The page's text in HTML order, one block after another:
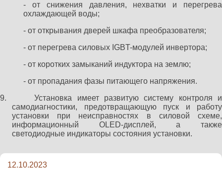
- от снижения давления, нехватки и перегрева
охлаждающей воды;
- от открывания дверей шкафа преобразователя;
- от перегрева силовых IGBT-модулей инвертора;
- от коротких замыканий индуктора на землю;
- от пропадания фазы питающего напряжения.
9.
Установка имеет развитую систему контроля и
самодиагностики, предотвращающую пуск и работу
установки при неисправностях в силовой схеме,
информационный OLED-дисплей, а также
светодиодные индикаторы состояния установки.
12.10.2023